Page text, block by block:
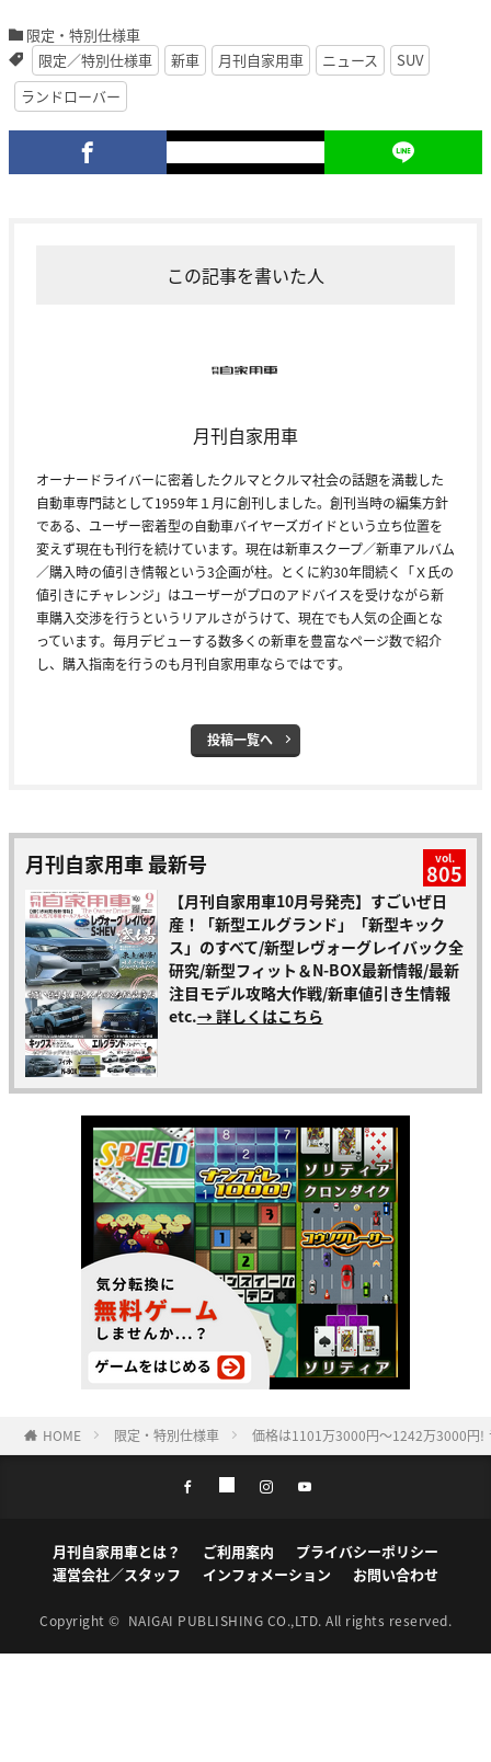
限定・特別仕様車
限定／特別仕様車
新車 月刊自家用車 ニュース
SUV
ランドローバー
この記事を書いた人
月刊自家用車
オーナードライバーに密着したクルマとクルマ社会の話題を満載した
自動車専門誌として1959年１月に創刊しました。創刊当時の編集方針
である、ユーザー密着型の自動車バイヤーズガイドという立ち位置を
変えず現在も刊行を続けています。現在は新車スクープ／新車アルバム
／購入時の値引き情報という3企画が柱。とくに約30年間続く「Ｘ氏の
値引きにチャレンジ」はユーザーがプロのアドバイスを受けながら新
車購入交渉を行うというリアルさがうけて、現在でも人気の企画とな
っています。毎月デビューする数多くの新車を豊富なページ数で紹介
し、購入指南を行うのも月刊自家用車ならではです。
投稿一覧へ
月刊自家用車 最新号 vol.
805
【月刊自家用車10月号発売】すごいぜ日
産！「新型エルグランド」「新型キック
ス」のすべて/新型レヴォーグレイバック全
研究/新型フィット＆N-BOX最新情報/最新
注目モデル攻略大作戦/新車値引き生情報
etc.→ 詳しくはこちら
HOME 限定・特別仕様車 価格は1101万3000円〜1242万3000円!
月刊自家用車とは？ ご利用案内
プライバシーポリシー
運営会社／スタッフ
インフォメーション お問い合わせ
Copyright © NAIGAI PUBLISHING CO.,LTD. All rights reserved.